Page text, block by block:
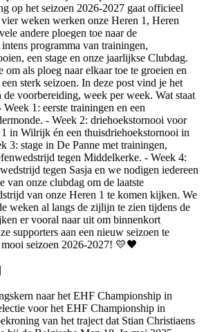
op het seizoen 2026-2027 gaat officieel
weken werken onze Heren 1, Heren
andere ploegen toe naar de
programma van trainingen,
een stage en onze jaarlijkse Clubdag.
om als ploeg naar elkaar toe te groeien en
sterk seizoen. In deze post vind je het
voorbereiding, week per week. Wat staat
1: eerste trainingen en een
- Week 2: driehoekstornooi voor
in Wilrijk én een thuisdriehoekstornooi in
3: stage in De Panne met trainingen,
tegen Middelkerke. - Week 4:
tegen Sasja en we nodigen iedereen
van onze clubdag om de laatste
van onze Heren 1 te komen kijken. We
weken al langs de zijlijn te zien tijdens de
er vooral naar uit om binnenkort
supporters aan een nieuw seizoen te
seizoen 2026-2027! 💛🖤
|